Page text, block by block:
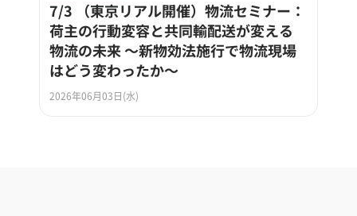
7/3 （東京リアル開催）物流セミナー：
荷主の行動変容と共同輸配送が変える
物流の未来 ～新物効法施行で物流現場
はどう変わったか～
2026年06月03日(水)